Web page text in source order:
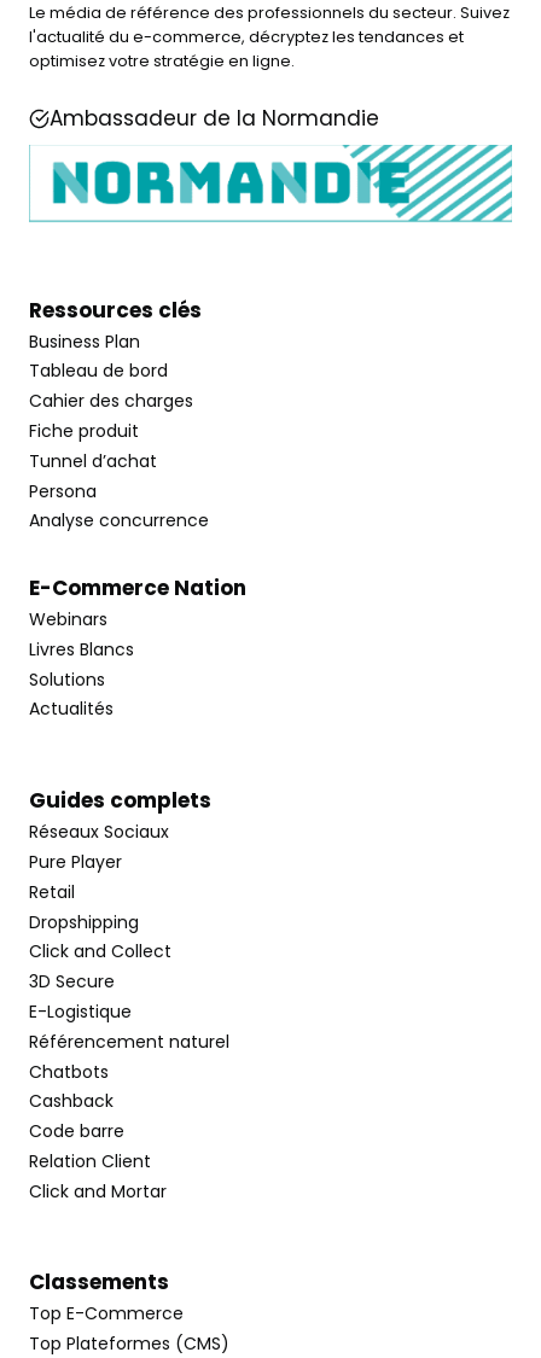
Le média de référence des professionnels du secteur. Suivez
l'actualité du e-commerce, décryptez les tendances et
optimisez votre stratégie en ligne.
Ambassadeur de la Normandie
Ressources clés
Business Plan
Tableau de bord
Cahier des charges
Fiche produit
Tunnel d’achat
Persona
Analyse concurrence
E-Commerce Nation
Webinars
Livres Blancs
Solutions
Actualités
Guides complets
Réseaux Sociaux
Pure Player
Retail
Dropshipping
Click and Collect
3D Secure
E-Logistique
Référencement naturel
Chatbots
Cashback
Code barre
Relation Client
Click and Mortar
Classements
Top E-Commerce
Top Plateformes (CMS)